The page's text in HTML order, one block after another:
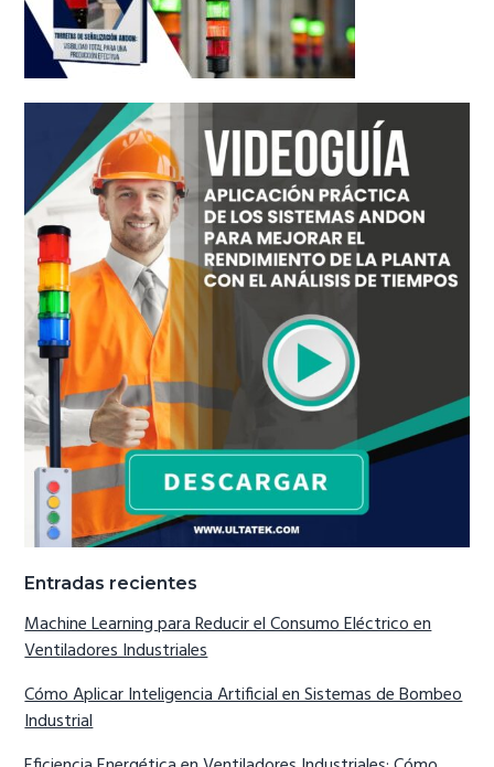
Entradas recientes
Machine Learning para Reducir el Consumo Eléctrico en
Ventiladores Industriales
Cómo Aplicar Inteligencia Artificial en Sistemas de Bombeo
Industrial